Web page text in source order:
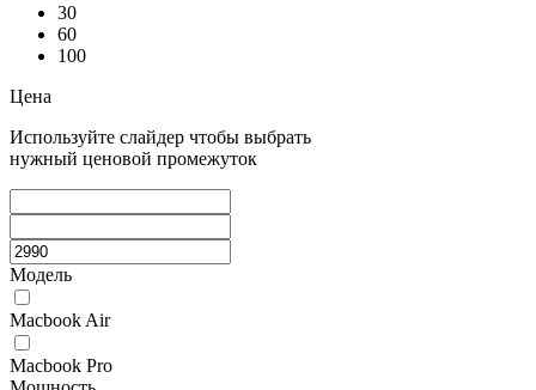
30
60
100
Цена
Используйте слайдер чтобы выбрать
нужный ценовой промежуток
Модель
Macbook Air
Macbook Pro